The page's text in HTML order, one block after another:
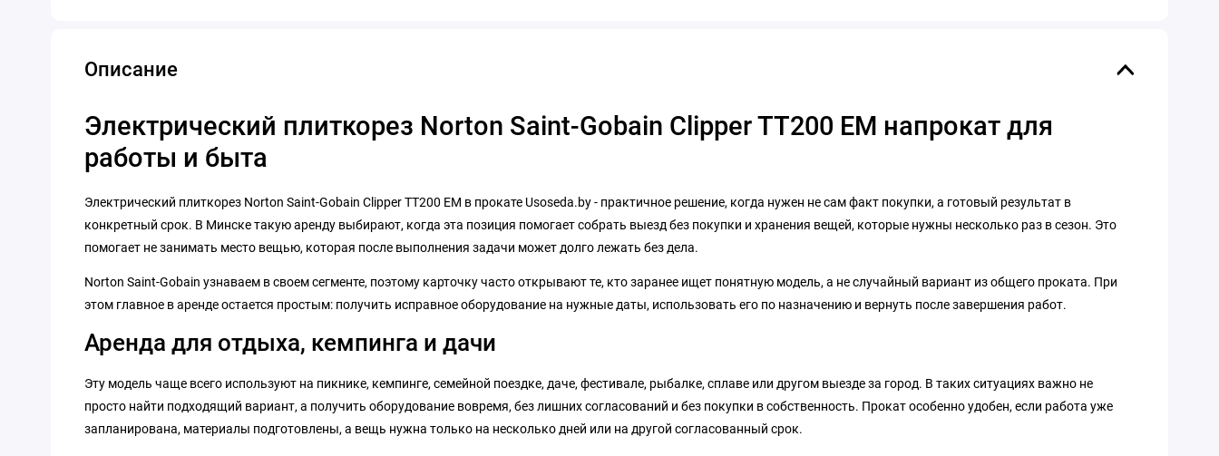
Описание
Электрический плиткорез Norton Saint-Gobain Clipper TT200 EM напрокат для
работы и быта
Электрический плиткорез Norton Saint-Gobain Clipper TT200 EM в прокате Usoseda.by - практичное решение, когда нужен не сам факт покупки, а готовый результат в
конкретный срок. В Минске такую аренду выбирают, когда эта позиция помогает собрать выезд без покупки и хранения вещей, которые нужны несколько раз в сезон. Это
помогает не занимать место вещью, которая после выполнения задачи может долго лежать без дела.
Norton Saint-Gobain узнаваем в своем сегменте, поэтому карточку часто открывают те, кто заранее ищет понятную модель, а не случайный вариант из общего проката. При
этом главное в аренде остается простым: получить исправное оборудование на нужные даты, использовать его по назначению и вернуть после завершения работ.
Аренда для отдыха, кемпинга и дачи
Эту модель чаще всего используют на пикнике, кемпинге, семейной поездке, даче, фестивале, рыбалке, сплаве или другом выезде за город. В таких ситуациях важно не
просто найти подходящий вариант, а получить оборудование вовремя, без лишних согласований и без покупки в собственность. Прокат особенно удобен, если работа уже
запланирована, материалы подготовлены, а вещь нужна только на несколько дней или на другой согласованный срок.